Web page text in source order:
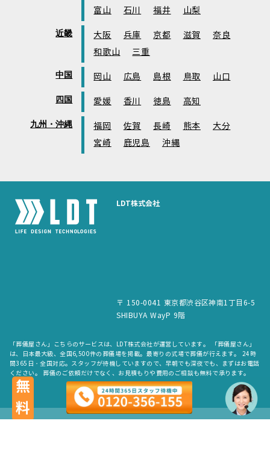
富山
石川 福井 山梨
近畿 大阪 兵庫 京都 滋賀
奈良
和歌山
三重
中国 岡山 広島 島根 鳥取 山口
四国 愛媛 香川 徳島 高知
九州・沖縄 福岡 佐賀 長崎 熊本
大分
宮崎
鹿児島 沖縄
LDT株式会社
〒 150-0041 東京都渋谷区神南1丁目6-5
SHIBUYA WayP 9階
「葬儀屋さん」こちらのサービスは、LDT株式会社が運営しています。 「葬儀屋さん」
は、日本最大級、全国6,500件の葬儀場を掲載。最寄りの式場で葬儀が行えます。 24時
間365日・全国対応。スタッフが待機していますので、早朝でも深夜でも、まずはお電話
ください。 葬儀のご依頼だけでなく、お見積もりや費用のご相談も無料で承ります。
copyright © LDT.Co.Ltd. All Rights Reserved.
無料